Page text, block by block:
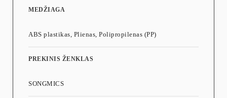
MEDŽIAGA
ABS plastikas, Plienas, Polipropilenas (PP)
PREKINIS ŽENKLAS
SONGMICS